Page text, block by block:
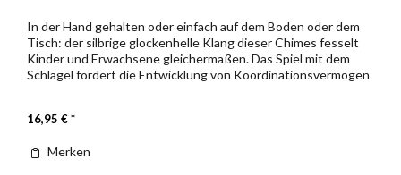
In der Hand gehalten oder einfach auf dem Boden oder dem
Tisch: der silbrige glockenhelle Klang dieser Chimes fesselt
Kinder und Erwachsene gleichermaßen. Das Spiel mit dem
Schlägel fördert die Entwicklung von Koordinationsvermögen
16,95 € *
Merken